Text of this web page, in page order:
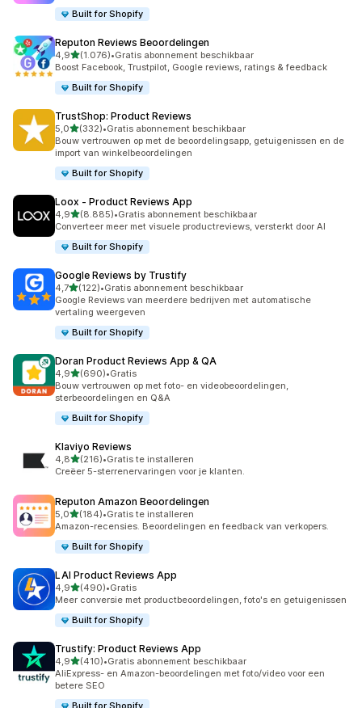
Built for Shopify
Reputon Reviews Beoordelingen
4,9van 5 sterren
(1.076)
1076 recensies in totaal
•Gratis abonnement beschikbaar
Boost Facebook, Trustpilot, Google reviews, ratings & feedback
Built for Shopify
TrustShop: Product Reviews
5,0van 5 sterren
(332)
332 recensies in totaal
•Gratis abonnement beschikbaar
Bouw vertrouwen op met de beoordelingsapp, getuigenissen en de
import van winkelbeoordelingen
Built for Shopify
Loox ‑ Product Reviews App
4,9van 5 sterren
(8.885)
8885 recensies in totaal
•Gratis abonnement beschikbaar
Converteer meer met visuele productreviews, versterkt door AI
Built for Shopify
Google Reviews by Trustify
4,7van 5 sterren
(122)
122 recensies in totaal
•Gratis abonnement beschikbaar
Google Reviews van meerdere bedrijven met automatische
vertaling weergeven
Built for Shopify
Doran Product Reviews App & QA
4,9van 5 sterren
(690)
690 recensies in totaal
•Gratis
Bouw vertrouwen op met foto- en videobeoordelingen,
sterbeoordelingen en Q&A
Built for Shopify
Klaviyo Reviews
4,8van 5 sterren
(216)
216 recensies in totaal
•Gratis te installeren
Creëer 5-sterrenervaringen voor je klanten.
Reputon Amazon Beoordelingen
5,0van 5 sterren
(184)
184 recensies in totaal
•Gratis te installeren
Amazon-recensies. Beoordelingen en feedback van verkopers.
Built for Shopify
LAI Product Reviews App
4,9van 5 sterren
(490)
490 recensies in totaal
•Gratis
Meer conversie met productbeoordelingen, foto's en getuigenissen
Built for Shopify
Trustify: Product Reviews App
4,9van 5 sterren
(410)
410 recensies in totaal
•Gratis abonnement beschikbaar
AliExpress- en Amazon-beoordelingen met foto/video voor een
betere SEO